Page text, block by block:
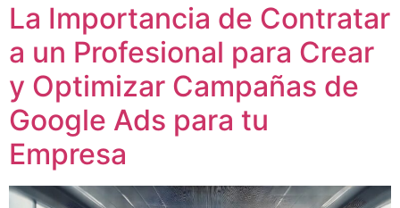
La Importancia de Contratar
a un Profesional para Crear
y Optimizar Campañas de
Google Ads para tu
Empresa